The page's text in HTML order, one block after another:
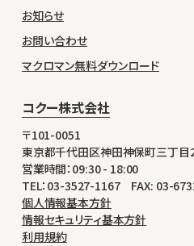
お知らせ
お問い合わせ
マクロマン無料ダウンロード
コクー株式会社
〒101-0051
東京都千代田区神田神保町三丁
営業時間：09:30 - 18:00
TEL：03-3527-1167 FAX: 03-
個人情報基本方針
情報セキュリティ基本方針
利用規約